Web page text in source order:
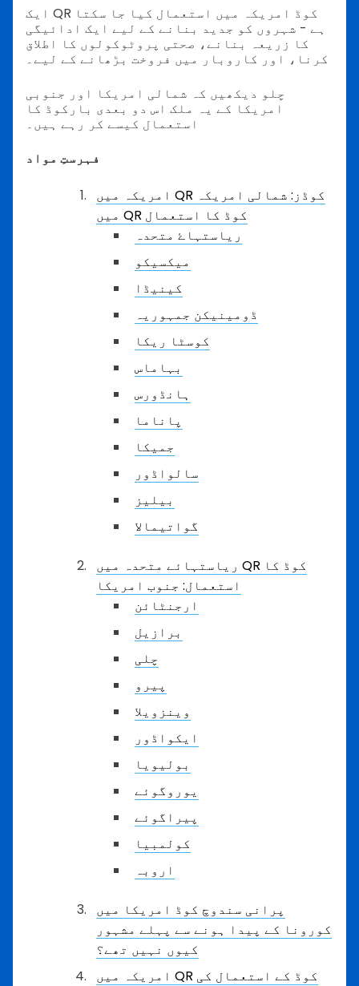
ایک QR کوڈ امریکہ میں استعمال کیا جا سکتا
ہے - شہروں کو جدید بنانے کے لیے ایک ادائیگی
کا زریعہ بنانے، صحتی پروٹوکولوں کا اطلاق
کرنا، اور کاروبار میں فروخت بڑھانے کے لیے۔
چلو دیکھیں کہ شمالی امریکا اور جنوبی
امریکا کے یہ ملک اس دو بعدی بارکوڈ کا
استعمال کیسے کر رہے ہیں۔
فہرستِ مواد
امریکہ میں QR کوڈز: شمالی امریکہ
میں QR کوڈ کا استعمال
ریاستہاۓ متحدہ
میکسیکو
کینیڈا
ڈومینیکن جمہوریہ
کوسٹا ریکا
بہاماس
ہانڈورس
پاناما
جمیکا
سالواڈور
بیلیز
گواتیمالا
ریاستہائے متحدہ میں QR کوڈ کا
استعمال: جنوب امریکا
ارجنٹائن
برازیل
چلی
پیرو
وینزویلا
ایکواڈور
بولیویا
یوروگوئے
پیراگوئے
کولمبیا
اروبہ
پرانی سندوچ کوڈ امریکا میں
کورونا کے پیدا ہونے سے پہلے مشہور
کیوں نہیں تھے؟
امریکہ میں QR کوڈ کے استعمال کی